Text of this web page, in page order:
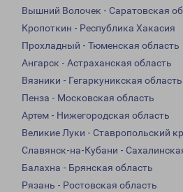
Вышний Волочек - Саратовская
Кропоткин - Республика Хакасия
Прохладный - Тюменская область
Ангарск - Астраханская область
Вязники - Гегаркуникская область
Пенза - Московская область
Артем - Нижегородская область
Великие Луки - Ставропольский
Славянск-на-Кубани -
Балахна - Брянская область
Рязань - Ростовская область